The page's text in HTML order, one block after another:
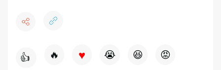
👍 🔥 ♥ 😭 😆 😡